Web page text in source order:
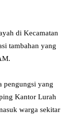
di Kecamatan
tambahan yang
pengungsi yang
Kantor Lurah
warga sekitar